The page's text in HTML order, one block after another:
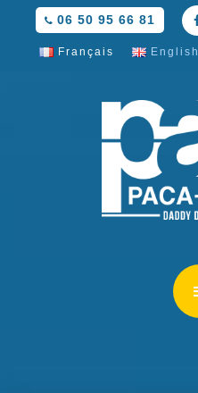
06 50 95 66 81
Français English